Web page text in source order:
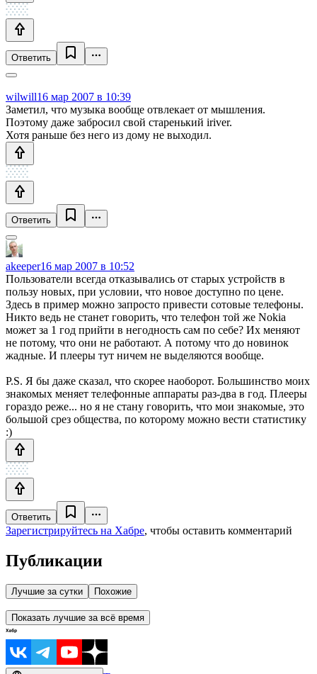
Ответить
wilwill16 мар 2007 в 10:39
Заметил, что музыка вообще отвлекает от мышления.
Поэтому даже забросил свой старенький iriver.
Хотя раньше без него из дому не выходил.
Ответить
akeeper16 мар 2007 в 10:52
Пользователи всегда отказывались от старых устройств в
пользу новых, при условии, что новое доступно по цене.
Здесь в пример можно запросто привести сотовые телефоны.
Никто ведь не станет говорить, что телефон той же Nokia
может за 1 год прийти в негодность сам по себе? Их меняют
не потому, что они не работают. А потому что до новинок
жадные. И плееры тут ничем не выделяются вообще.
P.S. Я бы даже сказал, что скорее наоборот. Большинство моих
знакомых меняет телефонные аппараты раз-два в год. Плееры
гораздо реже... но я не стану говорить, что мои знакомые, это
большой срез общества, по которому можно вести статистику
:)
Ответить
Зарегистрируйтесь на Хабре, чтобы оставить комментарий
Публикации
Лучшие за сутки Похожие
Показать лучшие за всё время